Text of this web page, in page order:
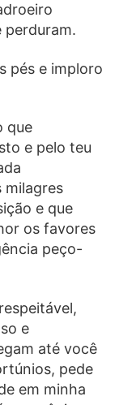
perduram.
pés e imploro
que
e pelo teu
milagres
e que
os favores
peço-
e
até você
pede
em minha